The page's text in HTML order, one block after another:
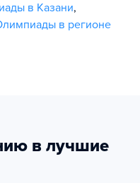
в Казани,
в регионе
в лучшие